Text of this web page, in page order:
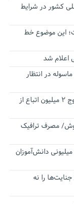
کشور در شرایط
این موضوع خط
اعلام شد
برای ثبت جهانی ماسوله در سال ۲۰۲۷/ ماسوله در انتظار
طرد اتباع افغانستانی غیرمجاز تعطیل نشده/ خروج ۲ میلیون اتباع از
مصرف ترافیک
زنگ خطر جمعیتی در آموزش و پرورش؛ کاهش ۴ میلیونی دانش‌آموزان
را نه